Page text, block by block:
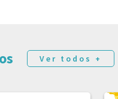
Ver todos +